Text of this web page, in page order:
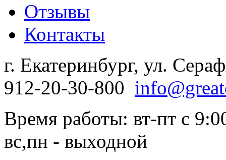
Отзывы
Контакты
г. Екатеринбург, ул.
912-20-30-800
Время работы: вт-пт с
вс,пн - выходной